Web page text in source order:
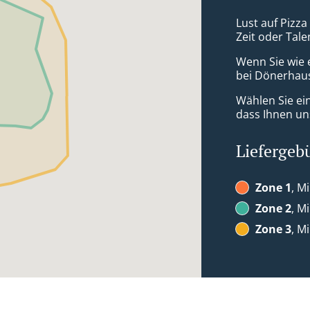
Lust auf
Zeit oder
Wenn Sie
bei
Wählen Sie
dass Ihnen
Zone 1,
Zone 2,
Zone 3,